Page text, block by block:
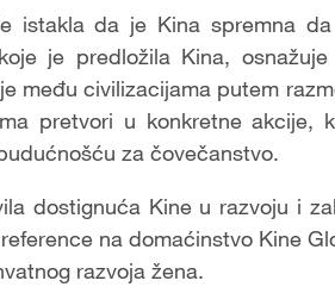
istakla da je Kina spremna
je predložila Kina,
među civilizacijama putem
pretvori u konkretne akcije,
za čovečanstvo.
dostignuća Kine u razvoju i
na domaćinstvo Kine
razvoja žena.